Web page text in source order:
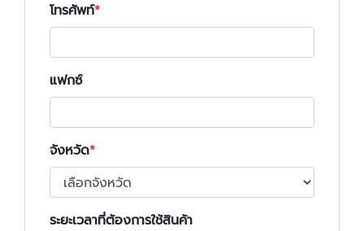
โทรศัพท์
แฟกซ์
จังหวัด
ระยะเวลาที่ต้องการใช้สินค้า